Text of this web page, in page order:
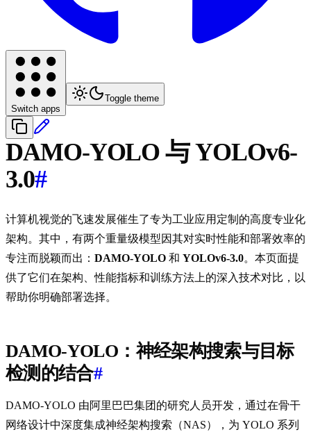
Switch apps
Toggle theme
DAMO-YOLO 与 YOLOv6-
3.0#
计算机视觉的飞速发展催生了专为工业应用定制的高度专业化
架构。其中，有两个重量级模型因其对实时性能和部署效率的
专注而脱颖而出： DAMO-YOLO 和 YOLOv6-3.0。本页面提
供了它们在架构、性能指标和训练方法上的深入技术对比，以
帮助你明确部署选择。
DAMO-YOLO：神经架构搜索与目标
检测的结合#
DAMO-YOLO 由阿里巴巴集团的研究人员开发，通过在骨干
网络设计中深度集成神经架构搜索（NAS），为 YOLO 系列